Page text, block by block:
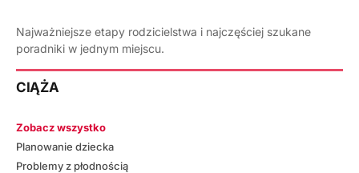
Najważniejsze etapy rodzicielstwa i najczęściej szukane
poradniki w jednym miejscu.
CIĄŻA
Zobacz wszystko
Planowanie dziecka
Problemy z płodnością